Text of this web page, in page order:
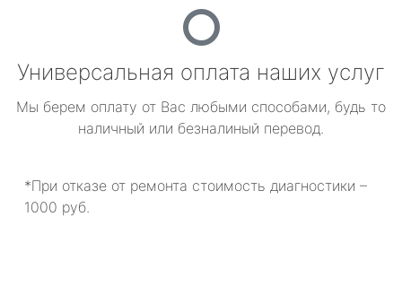
Универсальная оплата наших услуг
Мы берем оплату от Вас любыми способами, будь то
наличный или безналиный перевод.
*При отказе от ремонта стоимость диагностики –
1000 руб.